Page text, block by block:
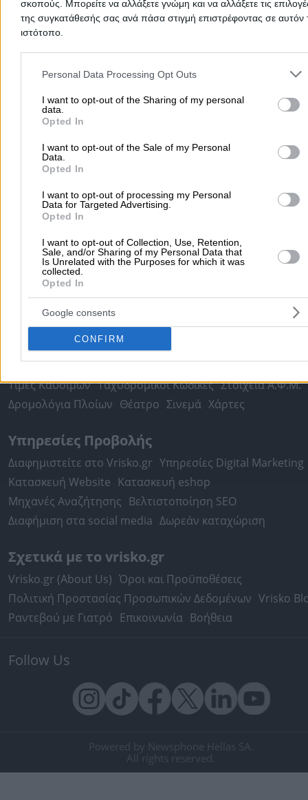
σκοπούς. Μπορείτε να αλλάξετε γνώμη και να αλλάξετε τις
της συγκατάθεσής σας ανά πάσα στιγμή επιστρέφοντας σε αυτόν
ιστότοπο.
Please note that this website/app uses one or more Google
and may gather and store information including but not limited to
to Google and its third-party tags to use your data for below
purposes in below Google consent section.
Personal Data Processing Opt Outs
I want to opt-out of the Sharing of my personal
data.
Opted In
I want to opt-out of the Sale of my Personal
Data.
Opted In
I want to opt-out of processing my Personal
Data for Targeted Advertising.
Opted In
I want to opt-out of Collection, Use, Retention,
Sale, and/or Sharing of my Personal Data that
Is Unrelated with the Purposes for which it was
collected.
Opted In
Google consents
CONFIRM
Αρχική > Νομός ΕΥΡΥΤΑΝΙΑΣ
Δημόσιες Υπηρεσίες > Δημόσια Σχολεία
Δημοφιλείς Αναζητήσεις
Μετακομίσεις & Μεταφορές
Συνεργεία Αυτοκινήτων
Υδραυλικοί - Υδραυλικές Εγκαταστάσεις
περισσότερα >>
Θεσσαλονίκη Πάτρα Λάρισα Ηράκλειο
Περιστέρι Καβάλα Τρίπολη
Πειραιάς Κέρκυρα
περισσότερα >>
Χρήσιμα Σήμερα
Εφημερίες Φαρμακείων Εφημερίες Νοσοκομείων
Τιμές Καυσίμων Ταχυδρομικοί Κώδικες Στοιχεία Α.Φ.Μ.
Δρομολόγια Πλοίων Θέατρο Σινεμά Χάρτες
Υπηρεσίες Προβολής
Διαφημιστείτε στο Vrisko.gr Υπηρεσίες Digital Marketing
Κατασκευή Website Κατασκευή eshop
Μηχανές Αναζήτησης Βελτιστοποίηση SEO
Διαφήμιση στα social media Δωρεάν καταχώριση
Σχετικά με το vrisko.gr
Vrisko.gr (About Us) Όροι και Προϋποθέσεις
Πολιτική Προστασίας Προσωπικών Δεδομένων Vrisko
Ραντεβού με Γιατρό Επικοινωνία Βοήθεια
Follow Us
Powered by Newsphone Hellas SA.
All rights reserved.